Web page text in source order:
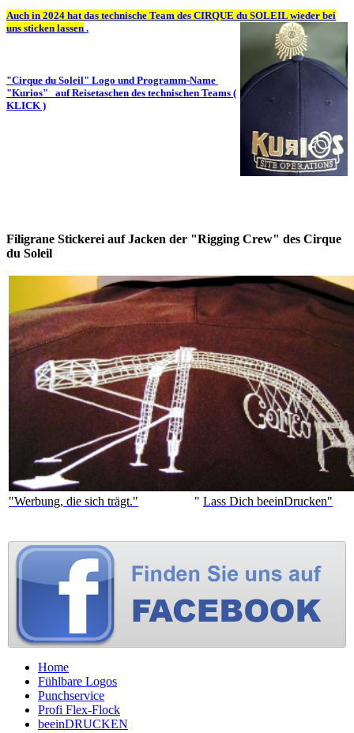
Auch in 2024 hat das technische Team des CIRQUE du SOLEIL wieder bei
uns sticken lassen .
"Cirque du Soleil" Logo und Programm-Name
"Kurios" auf Reisetaschen des technischen Teams (
KLICK )
Filigrane Stickerei auf Jacken der "Rigging Crew" des Cirque
du Soleil
"Werbung, die sich trägt." " Lass Dich beeinDrucken"
Home
Fühlbare Logos
Punchservice
Profi Flex-Flock
beeinDRUCKEN